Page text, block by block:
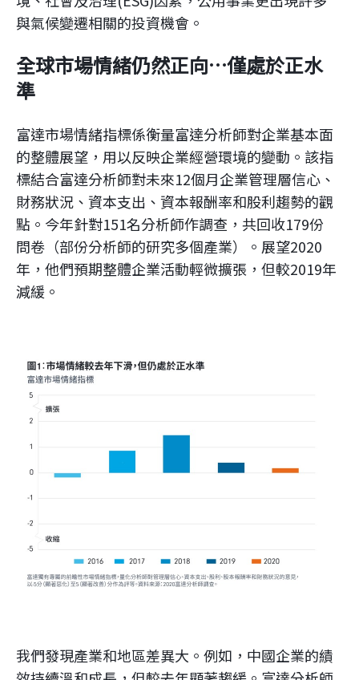
與氣候變遷相關的投資機會。
全球市場情緒仍然正向…僅處於正水
準
富達市場情緒指標係衡量富達分析師對企業基本面
的整體展望，用以反映企業經營環境的變動。該指
標結合富達分析師對未來12個月企業管理層信心、
財務狀況、資本支出、資本報酬率和股利趨勢的觀
點。今年針對151名分析師作調查，共回收179份
問卷（部份分析師的研究多個產業）。展望2020
年，他們預期整體企業活動輕微擴張，但較2019年
減緩。
我們發現產業和地區差異大。例如，中國企業的績